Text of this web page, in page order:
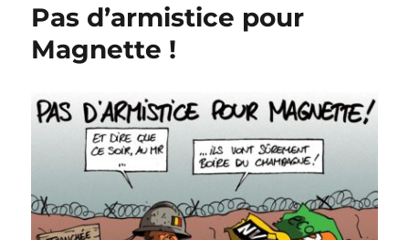
Pas d’armistice pour
Magnette !